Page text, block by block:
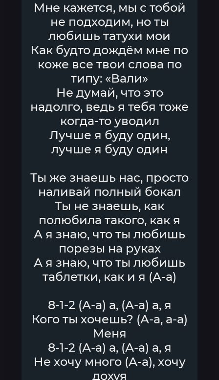
Мне кажется, мы с тобой
не подходим, но ты
любишь татухи мои
Как будто дождём мне по
коже все твои слова по
типу: «Вали»
Не думай, что это
надолго, ведь я тебя тоже
когда-то уводил
Лучше я буду один,
лучше я буду один
Ты же знаешь нас, просто
наливай полный бокал
Ты не знаешь, как
полюбила такого, как я
А я знаю, что ты любишь
порезы на руках
А я знаю, что ты любишь
таблетки, как и я (А-а)
8-1-2 (А-а) а, (А-а) а, я
Кого ты хочешь? (А-а, а-а)
Меня
8-1-2 (А-а) а, (А-а) а, я
Не хочу много (А-а), хочу
дохуя